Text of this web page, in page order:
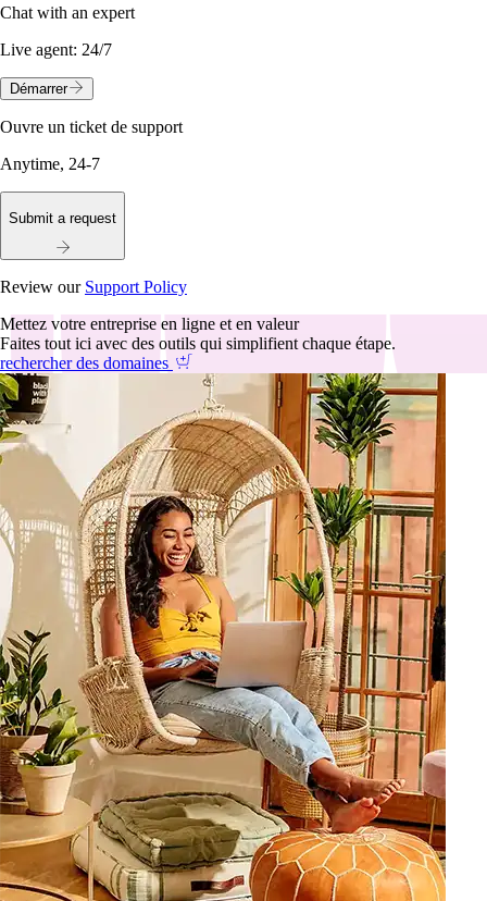
Chat with an expert
Live agent: 24/7
Démarrer
Ouvre un ticket de support
Anytime, 24-7
Submit a request
Review our Support Policy
Mettez votre entreprise en ligne et en valeur
Faites tout ici avec des outils qui simplifient chaque étape.
rechercher des domaines